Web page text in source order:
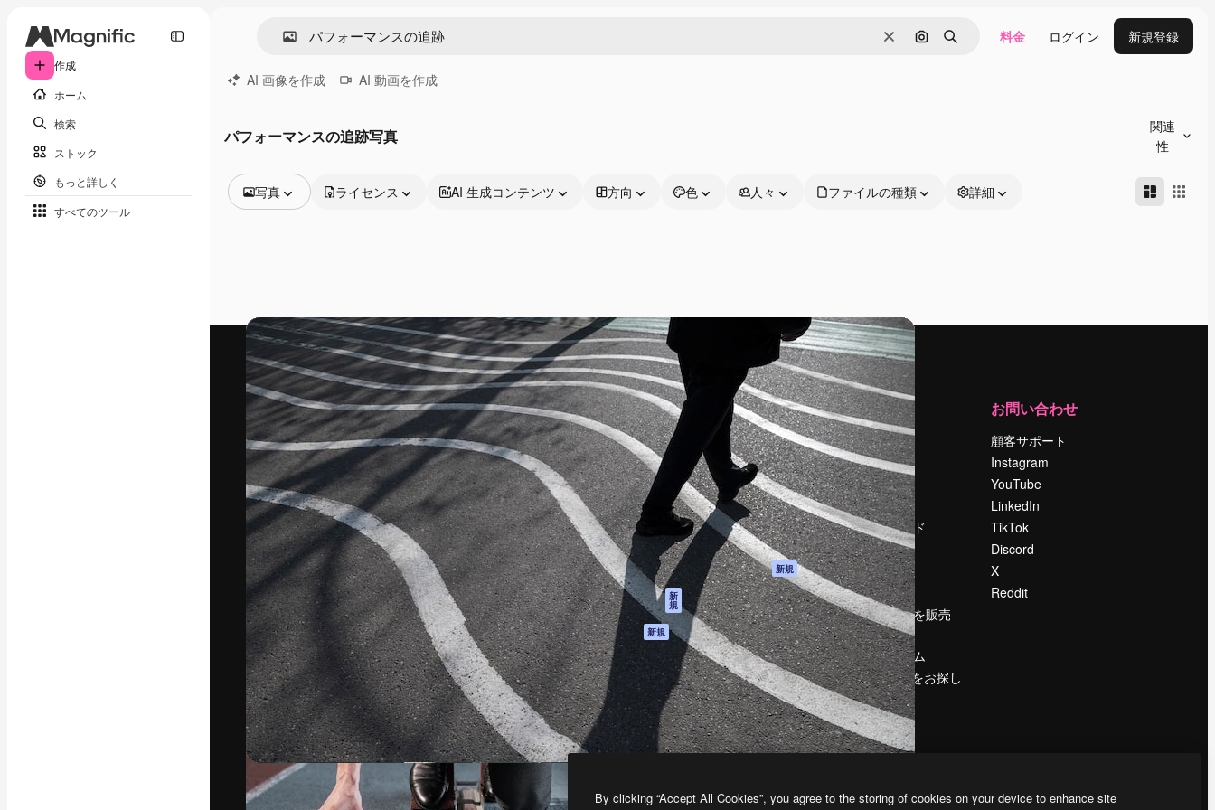
作成
ホーム
検索
ストック
もっと詳しく
すべてのツール
消去 画像で検索
検索 料金 ログイン 新規登録
AI 画像を作成 AI 動画を作成
パフォーマンスの追跡写真
関連
性
写真
動画
映像素材
モーショングラフィックス
動画テンプレート
アイコン
3D モデル
フォント
ライセンス AI 生成コンテンツ 方向 色 人々 ファイルの種類 詳細
最高のクリエイティブ制作を導くためのプラ
ットフォーム。クリエイター、企業、代理
店、スタジオを含む100万人以上が利用して
います。
日本語
製品
Spaces
AI アシスタント
AI 画像生成ツール
AI 動画生成ツール
AI 音声合成ツール
ストックコンテン
ツ
Claude/ChatGPT
向けMCP
新
規
エージェント 新規
API
モバイルアプリ
すべてのMagnificツ
ール
はじめに
Academy
ドキュメント
サポート
利用規約
プライバシーポリ
シー
オリジナル 新規
クッキーポリシー
トラストセンター
アフィリエイト
法人向け
運営
料金
会社概要
Reviews
採用情報
検索トレンド
ブログ
イベント
Slidesgo
コンテンツを販売
する
プレスルーム
magnific.aiをお探し
ですか？
お問い合わせ
顧客サポート
Instagram
YouTube
LinkedIn
TikTok
Discord
X
Reddit
Copyright © 2010- 2026Freepik Company S.L.U.
By clicking “Accept All Cookies”, you agree to the storing of cookies on your device to enhance site